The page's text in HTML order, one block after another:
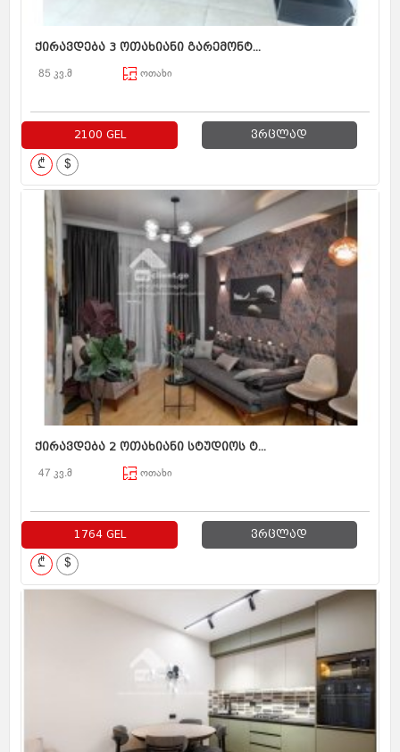
ქირავდება 3 ოთახიანი გარემონტ...
85 კვ.მ ოთახი
2100 GEL ვრცლად
₾ $
ქირავდება 2 ოთახიანი სტუდიოს ტ...
47 კვ.მ ოთახი
1764 GEL ვრცლად
₾ $